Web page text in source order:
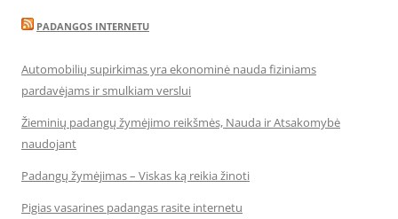
PADANGOS INTERNETU
Automobilių supirkimas yra ekonominė nauda fiziniams
pardavėjams ir smulkiam verslui
Žieminių padangų žymėjimo reikšmės, Nauda ir Atsakomybė
naudojant
Padangų žymėjimas – Viskas ką reikia žinoti
Pigias vasarines padangas rasite internetu